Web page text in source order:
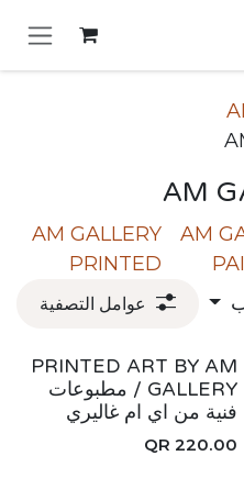
AM
AM
AM GALLERY
PRINTED
عوامل التصفية
جديد!
PRINTED ART BY AM
GALLERY / مطبوعات
فنية من اي ام غاليري
220.00
QR